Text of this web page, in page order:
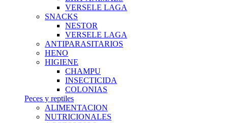
VERSELE LAGA
SNACKS
NESTOR
VERSELE LAGA
ANTIPARASITARIOS
HENO
HIGIENE
CHAMPU
INSECTICIDA
COLONIAS
Peces y reptiles
ALIMENTACION
NUTRICIONALES